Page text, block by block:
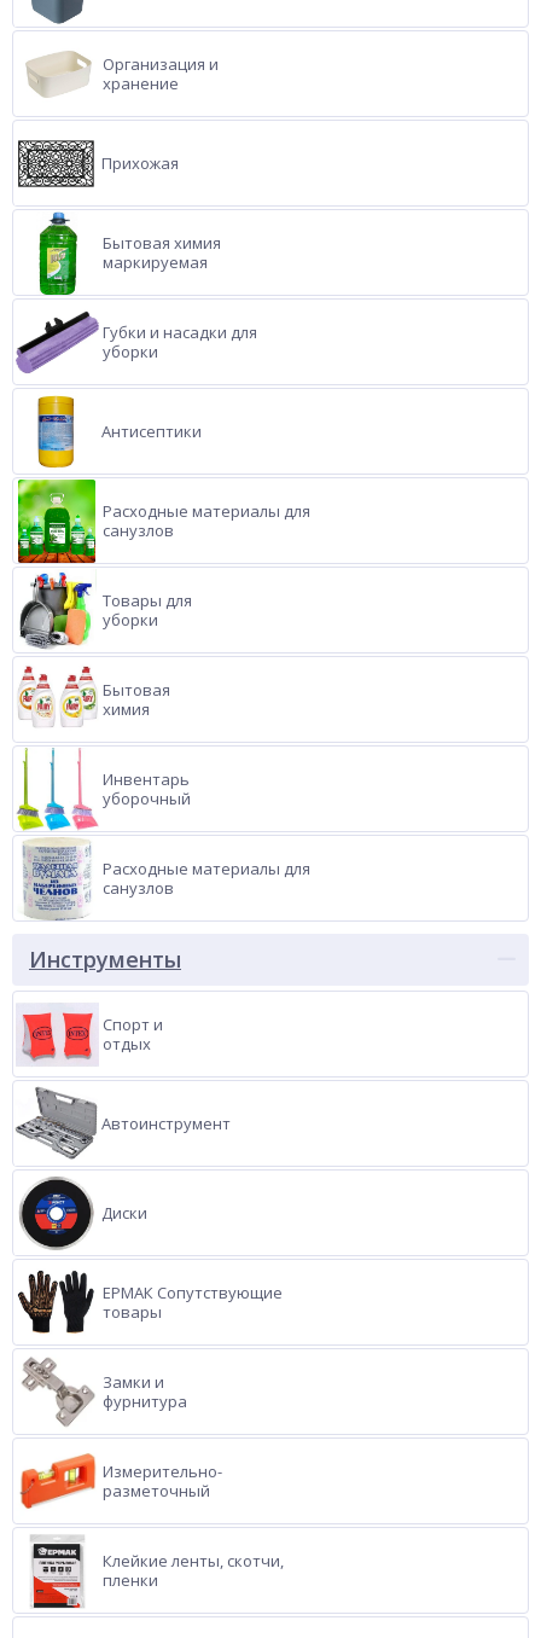
Организация и
хранение
Прихожая
Бытовая химия
маркируемая
Губки и насадки для
уборки
Антисептики
Расходные материалы для
санузлов
Товары для
уборки
Бытовая
химия
Инвентарь
уборочный
Расходные материалы для
санузлов
Инструменты
Спорт и
отдых
Автоинструмент
Диски
ЕРМАК Сопутствующие
товары
Замки и
фурнитура
Измерительно-
разметочный
Клейкие ленты, скотчи,
пленки